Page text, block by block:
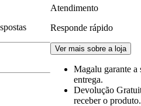
Atendimento
Responde rápido
Ver mais sobre a loja
Magalu garante a
entrega.
Devolução
receber o produto.